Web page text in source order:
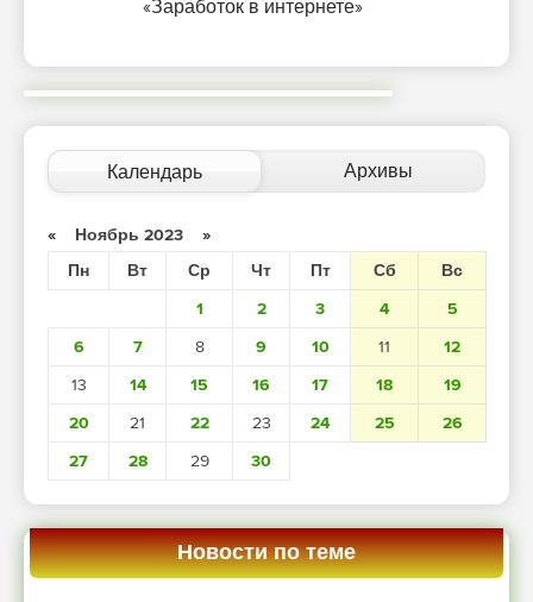
«Заработок в интернете»
Календарь Архивы
« Ноябрь 2023 »
Пн
Вт Ср Чт Пт Сб
Вс
1
2 3 4
5
6
7 8 9 10 11
12
13
14 15 16 17 18
19
20
21 22 23 24 25
26
27
28 29 30
Новости по теме